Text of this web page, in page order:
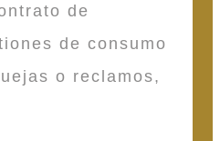
de
de consumo
o reclamos,